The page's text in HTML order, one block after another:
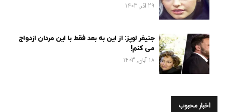
29 آذر, 1403
جنیفر لوپز: از این به بعد فقط با این مردان ازدواج
می کنم!
18 آبان, 1403
اخبار محبوب